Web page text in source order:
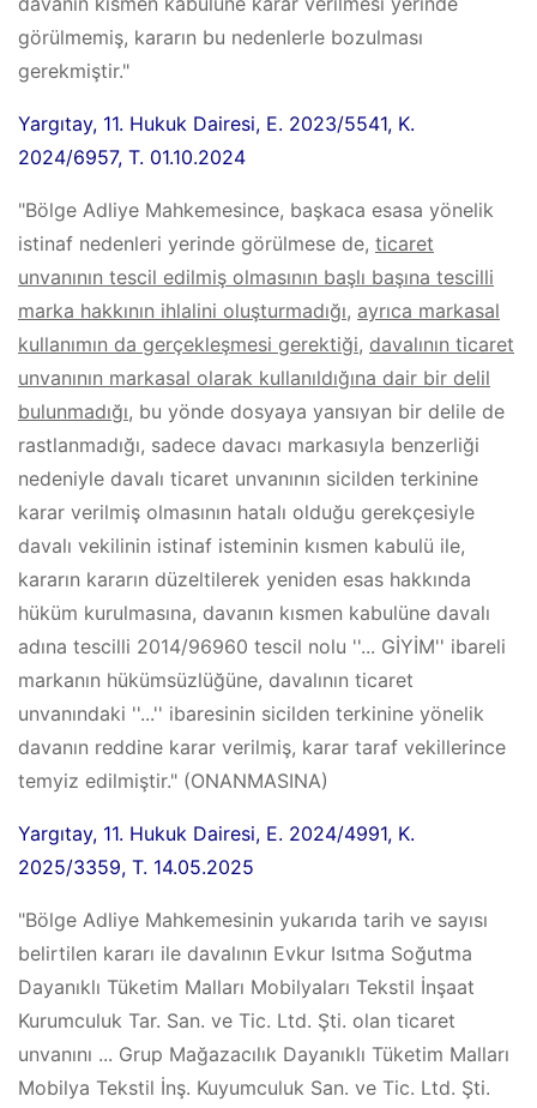
görülmemiş, kararın bu nedenlerle bozulması
gerekmiştir."
Yargıtay, 11. Hukuk Dairesi, E. 2023/5541, K.
2024/6957, T. 01.10.2024
"Bölge Adliye Mahkemesince, başkaca esasa yönelik
istinaf nedenleri yerinde görülmese de, ticaret
unvanının tescil edilmiş olmasının başlı başına tescilli
marka hakkının ihlalini oluşturmadığı, ayrıca markasal
kullanımın da gerçekleşmesi gerektiği, davalının ticaret
unvanının markasal olarak kullanıldığına dair bir delil
bulunmadığı, bu yönde dosyaya yansıyan bir delile de
rastlanmadığı, sadece davacı markasıyla benzerliği
nedeniyle davalı ticaret unvanının sicilden terkinine
karar verilmiş olmasının hatalı olduğu gerekçesiyle
davalı vekilinin istinaf isteminin kısmen kabulü ile,
kararın kararın düzeltilerek yeniden esas hakkında
hüküm kurulmasına, davanın kısmen kabulüne davalı
adına tescilli 2014/96960 tescil nolu ''... GİYİM'' ibareli
markanın hükümsüzlüğüne, davalının ticaret
unvanındaki ''...'' ibaresinin sicilden terkinine yönelik
davanın reddine karar verilmiş, karar taraf vekillerince
temyiz edilmiştir." (ONANMASINA)
Yargıtay, 11. Hukuk Dairesi, E. 2024/4991, K.
2025/3359, T. 14.05.2025
"Bölge Adliye Mahkemesinin yukarıda tarih ve sayısı
belirtilen kararı ile davalının Evkur Isıtma Soğutma
Dayanıklı Tüketim Malları Mobilyaları Tekstil İnşaat
Kurumculuk Tar. San. ve Tic. Ltd. Şti. olan ticaret
unvanını ... Grup Mağazacılık Dayanıklı Tüketim Malları
Mobilya Tekstil İnş. Kuyumculuk San. ve Tic. Ltd. Şti.